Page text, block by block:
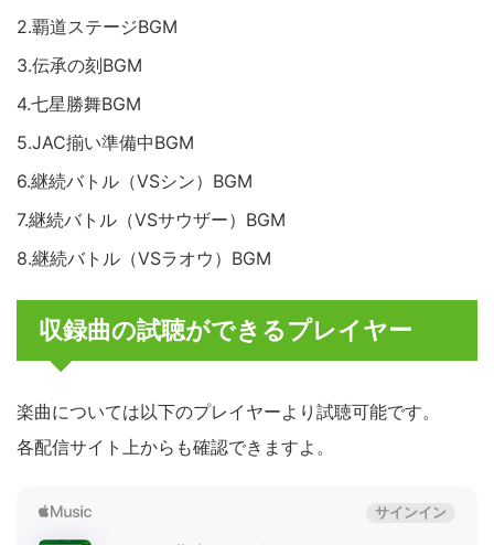
2.覇道ステージBGM
3.伝承の刻BGM
4.七星勝舞BGM
5.JAC揃い準備中BGM
6.継続バトル（VSシン）BGM
7.継続バトル（VSサウザー）BGM
8.継続バトル（VSラオウ）BGM
収録曲の試聴ができるプレイヤー
楽曲については以下のプレイヤーより試聴可能です。
各配信サイト上からも確認できますよ。